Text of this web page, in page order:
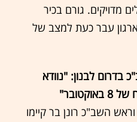
מדויקים. גורם בכיר
עבר כעת למצב של
בדרום לבנון: "נוודא
השב"כ רונן בר קיימו